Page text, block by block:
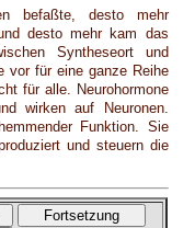
befaßte, desto mehr
desto mehr kam das
Syntheseort und
vor für eine ganze Reihe
für alle. Neurohormone
wirken auf Neuronen.
Funktion. Sie
und steuern die